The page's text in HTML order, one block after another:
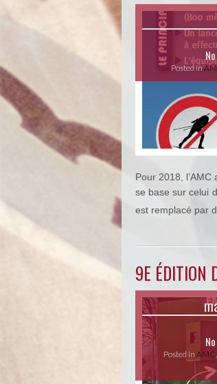
Posted in
Pour 2018,
se base sur celui
est remplacé par
9E ÉDITION
Posted in AMC,